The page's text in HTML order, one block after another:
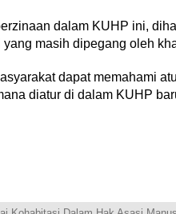
dalam KUHP ini,
masih dipegang oleh
dapat memahami
diatur di dalam KUHP